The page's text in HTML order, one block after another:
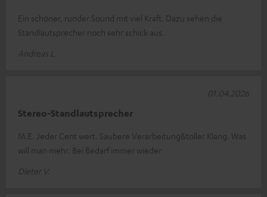
Ein schöner, runder Sound mit viel Kraft. Dazu sehen die
Standlautsprecher noch sehr schick aus.
Andreas L.
Stereo-Standlautsprecher
M.E. Jeder Cent wert. Saubere Verarbeitung&toller Klang. Was
will man mehr. Bei Bedarf immer wieder
Dieter V.
01.04.2026